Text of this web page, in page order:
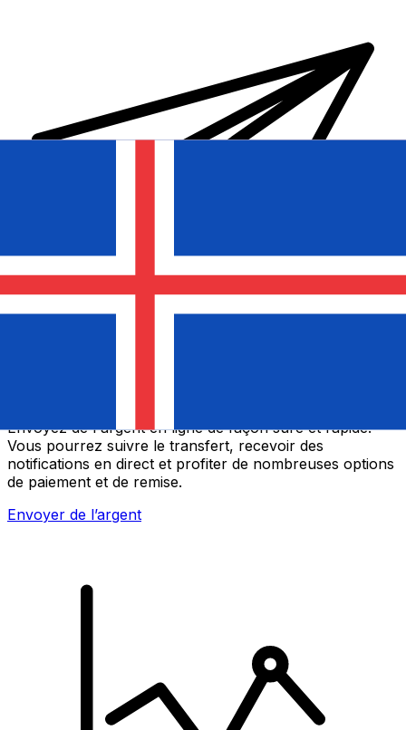
Envoyez de l'argent en ligne de façon sûre et rapide.
Vous pourrez suivre le transfert, recevoir des
notifications en direct et profiter de nombreuses options
de paiement et de remise.
Envoyer de l’argent